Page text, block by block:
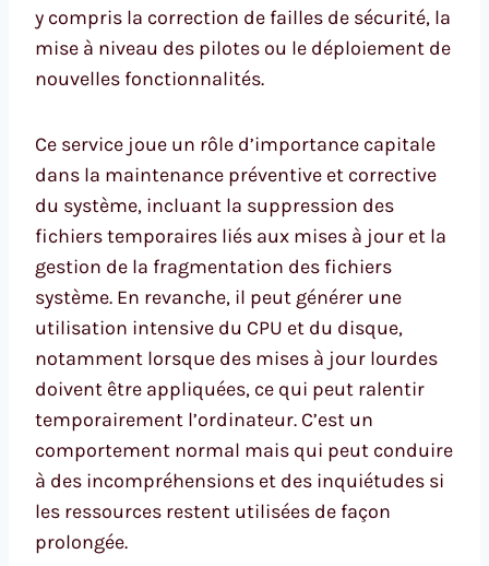
y compris la correction de failles de sécurité, la
mise à niveau des pilotes ou le déploiement de
nouvelles fonctionnalités.
Ce service joue un rôle d’importance capitale
dans la maintenance préventive et corrective
du système, incluant la suppression des
fichiers temporaires liés aux mises à jour et la
gestion de la fragmentation des fichiers
système. En revanche, il peut générer une
utilisation intensive du CPU et du disque,
notamment lorsque des mises à jour lourdes
doivent être appliquées, ce qui peut ralentir
temporairement l’ordinateur. C’est un
comportement normal mais qui peut conduire
à des incompréhensions et des inquiétudes si
les ressources restent utilisées de façon
prolongée.